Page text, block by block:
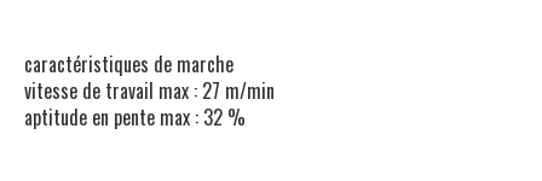
caractéristiques de marche
vitesse de travail max : 27 m/min
aptitude en pente max : 32 %